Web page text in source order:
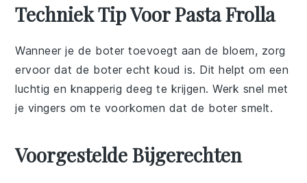
Techniek Tip Voor Pasta Frolla
Wanneer je de boter toevoegt aan de bloem, zorg
ervoor dat de boter echt koud is. Dit helpt om een
luchtig en knapperig deeg te krijgen. Werk snel met
je vingers om te voorkomen dat de boter smelt.
Voorgestelde Bijgerechten